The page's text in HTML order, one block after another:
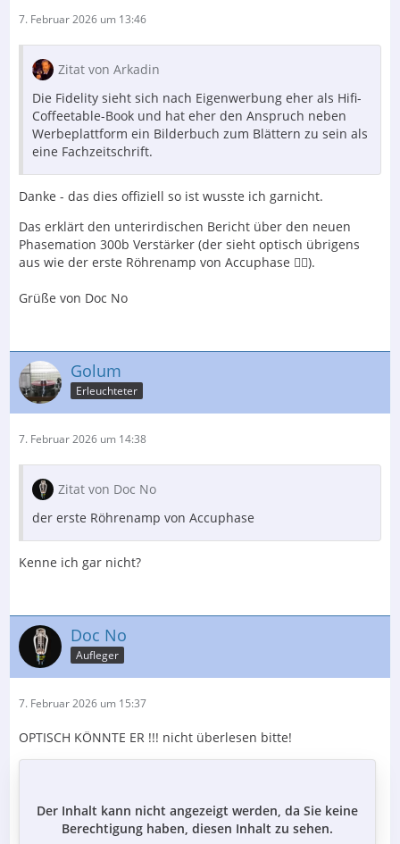
7. Februar 2026 um 13:46
Zitat von Arkadin
Die Fidelity sieht sich nach Eigenwerbung eher als Hifi-
Coffeetable-Book und hat eher den Anspruch neben
Werbeplattform ein Bilderbuch zum Blättern zu sein als
eine Fachzeitschrift.
Danke - das dies offiziell so ist wusste ich garnicht.
Das erklärt den unterirdischen Bericht über den neuen
Phasemation 300b Verstärker (der sieht optisch übrigens
aus wie der erste Röhrenamp von Accuphase 👍🏻).
Grüße von Doc No
Golum
Erleuchteter
7. Februar 2026 um 14:38
Zitat von Doc No
der erste Röhrenamp von Accuphase
Kenne ich gar nicht?
Doc No
Aufleger
7. Februar 2026 um 15:37
OPTISCH KÖNNTE ER !!! nicht überlesen bitte!
Der Inhalt kann nicht angezeigt werden, da Sie keine
Berechtigung haben, diesen Inhalt zu sehen.